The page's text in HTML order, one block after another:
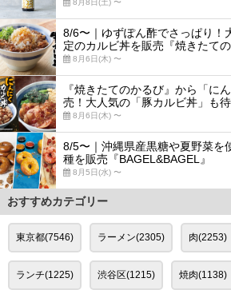
8月8日(土) 〜
8/6〜｜ゆずぽん酢でさっぱり！
定のカルビ丼を販売『焼きたての
8月6日(木) 〜
『焼きたてのかるび』から「に
売！大人気の「豚カルビ丼」も
8月6日(木) 〜
8/5〜｜沖縄県産黒糖や夏野菜を
種を販売『BAGEL&BAGEL』
8月5日(水) 〜
おすすめカテゴリー
東京都(7546) ラーメン(2305) 肉(2253)
ランチ(1225) 渋谷区(1215) 焼肉(1138)